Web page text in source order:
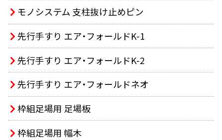
モノシステム 支柱抜け止めピン
先行手すり エア・フォールドK-1
先行手すり エア・フォールドK-2
先行手すり エア・フォールドネオ
枠組足場用 足場板
枠組足場用 幅木